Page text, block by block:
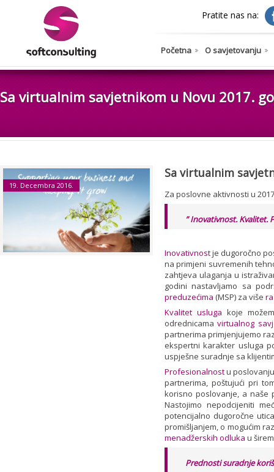
Pratite nas na:
Početna O savjetovanju
Sa virtualnim savjetnikom u Novu 2017.
19. Decembra 2016.
Sa virtualnim
Za poslovne aktivnosti u
” Inovativnost. Kvalitet.
Inovativnostje dugoročno
na primjeni suvremenih
zahtjeva ulaganja u
godini nastavljamo sa
preduzećima (MSP) za više
Kvalitet usluga koje
odrednicamavirtualnog
partnerima primjenjujemo
ekspertni karakter usluga
uspješne suradnje sa
Profesionalnostu
partnerima, poštujući pri
korisno poslovanje, a naše
Nastojimo nepodcijeniti
potencijalno dugoročne
promišljanjem, o mogućim
menadžerskih odluka u
Prednosti suradnje